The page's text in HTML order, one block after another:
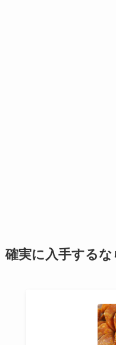
確実に入手する